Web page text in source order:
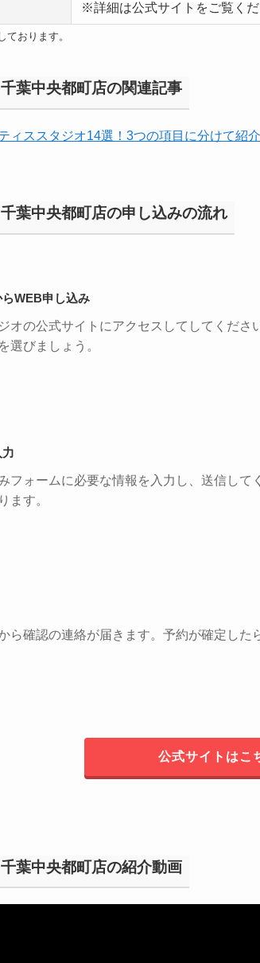
※詳細は公式サイトをご覧くだ
おります。
葉中央都町店の関連記事
ィススタジオ14選！3つの項目に分けて紹介
葉中央都町店の申し込みの流れ
WEB申し込み
オの公式サイトにアクセスしてしてくだ
選びましょう。
フォームに必要な情報を入力し、送信し
ます。
ら確認の連絡が届きます。予約が確定し
公式サイトはこ
葉中央都町店の紹介動画